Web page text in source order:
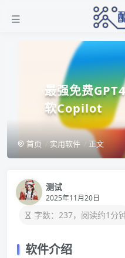
最强免费
软Copilot
首页 实用软件 正文
测试
2025年11月20日
字数：237，阅读约1分
软件介绍